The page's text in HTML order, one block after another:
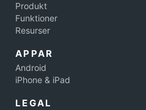
Produkt
Funktioner
Resurser
APPAR
Android
iPhone & iPad
LEGAL